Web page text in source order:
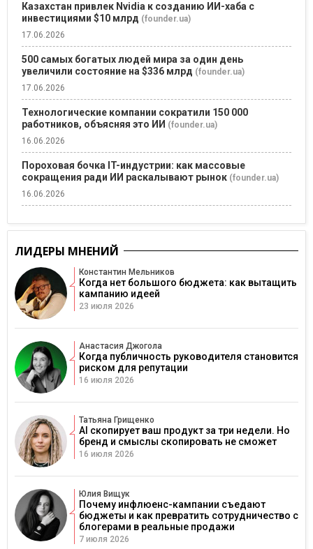
Казахстан привлек Nvidia к созданию ИИ-хаба с
инвестициями $10 млрд (founder.ua)
17.06.2026
500 самых богатых людей мира за один день
увеличили состояние на $336 млрд (founder.ua)
17.06.2026
Технологические компании сократили 150 000
работников, объясняя это ИИ (founder.ua)
16.06.2026
Пороховая бочка IT-индустрии: как массовые
сокращения ради ИИ раскалывают рынок (founder.ua)
16.06.2026
ЛИДЕРЫ МНЕНИЙ
Константин Мельников
Когда нет большого бюджета: как вытащить
кампанию идеей
23 июля 2026
Анастасия Джогола
Когда публичность руководителя становится
риском для репутации
16 июля 2026
Татьяна Грищенко
AI скопирует ваш продукт за три недели. Но
бренд и смыслы скопировать не сможет
16 июля 2026
Юлия Вищук
Почему инфлюенс-кампании съедают
бюджеты и как превратить сотрудничество с
блогерами в реальные продажи
7 июля 2026